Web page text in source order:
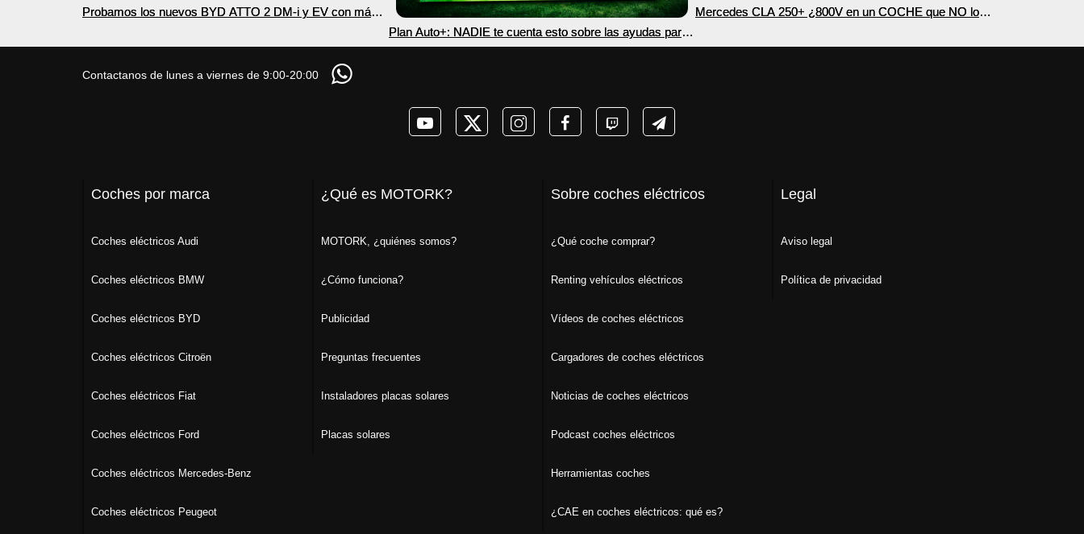
Probamos los nuevos BYD ATTO 2 DM-i y EV con más
Plan Auto+: NADIE te cuenta esto sobre las ayudas para
coches eléctricos y PHEV 2026
Mercedes CLA 250+ ¿800V en un COCHE que NO lo
Contactanos de lunes a viernes de 9:00-20:00
Coches por marca
Coches eléctricos Audi
Coches eléctricos BMW
Coches eléctricos BYD
Coches eléctricos Citroën
Coches eléctricos Fiat
Coches eléctricos Ford
Coches eléctricos Mercedes-Benz
Coches eléctricos Peugeot
¿Qué es MOTORK?
MOTORK, ¿quiénes somos?
¿Cómo funciona?
Publicidad
Preguntas frecuentes
Instaladores placas solares
Placas solares
Sobre coches eléctricos
¿Qué coche comprar?
Renting vehículos eléctricos
Vídeos de coches eléctricos
Cargadores de coches eléctricos
Noticias de coches eléctricos
Podcast coches eléctricos
Herramientas coches
¿CAE en coches eléctricos: qué es?
Legal
Aviso legal
Política de privacidad